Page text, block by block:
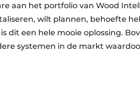
aan het portfolio van Wood
wilt plannen, behoefte
dit een hele mooie oplossing.
systemen in de markt